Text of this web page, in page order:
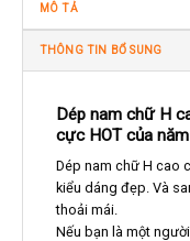
MÔ TẢ
THÔNG TIN BỔ SUNG
Dép nam chữ H
cực HOT của năm
Dép nam chữ H cao
kiểu dáng đẹp. Và
thoải mái.
Nếu bạn là một